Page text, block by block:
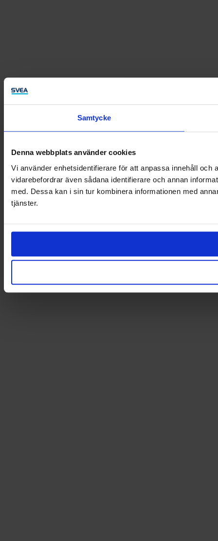
Samtycke
Denna webbplats använder cookies
Vi använder enhetsidentifierare för att anpassa innehåll
vidarebefordrar även sådana identifierare och annan
med. Dessa kan i sin tur kombinera informationen med
tjänster.